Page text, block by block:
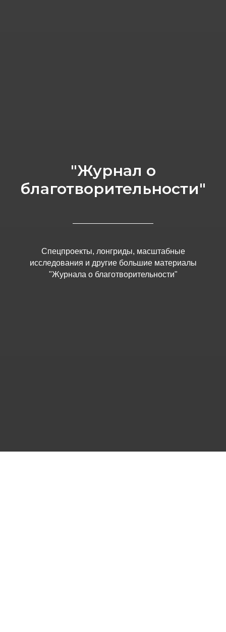
"Журнал о
благотворительности"
Спецпроекты, лонгриды, масштабные
исследования и другие большие материалы
"Журнала о благотворительности"